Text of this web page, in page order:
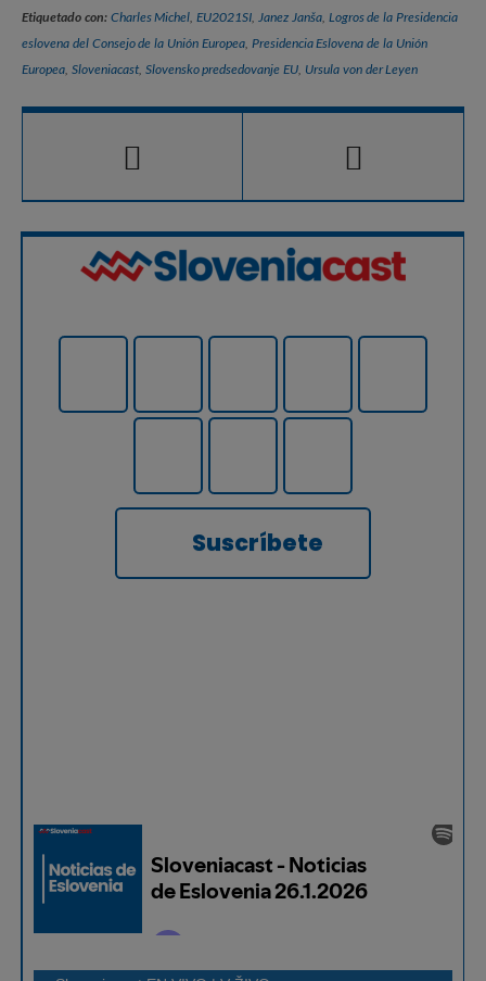
e
b
o
itt
er
e
gr
a
p
y
Li
Etiquetado con: Charles Michel ,EU2021SI Janez Janša, Logros de la Presidencia
eslovena del Consejo de la Unión Europea, Presidencia Eslovena de la Unión
Europea Sloveniacast, Slovensko predsedovanje EU Ursula von der Leyen
Suscríbete